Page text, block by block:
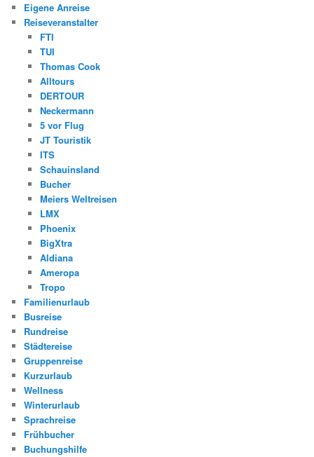
Eigene Anreise
Reiseveranstalter
FTI
TUI
Thomas Cook
Alltours
DERTOUR
Neckermann
5 vor Flug
JT Touristik
ITS
Schauinsland
Bucher
Meiers Weltreisen
LMX
Phoenix
BigXtra
Aldiana
Ameropa
Tropo
Familienurlaub
Busreise
Rundreise
Städtereise
Gruppenreise
Kurzurlaub
Wellness
Winterurlaub
Sprachreise
Frühbucher
Buchungshilfe